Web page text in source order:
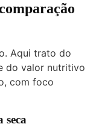
Aqui trato do
do valor nutritivo
com foco
seca